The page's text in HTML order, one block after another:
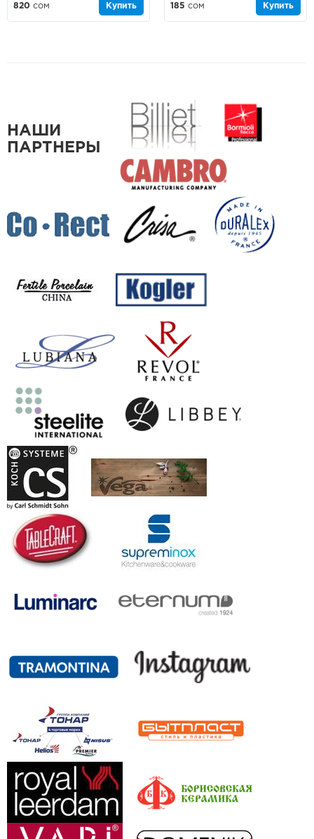
820 сом Купить 185 сом Купить
НАШИ
ПАРТНЕРЫ